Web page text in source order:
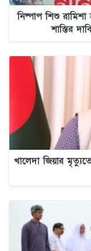
নিষ্পাপ শিশু
শাস্তির
খালেদা জিয়ার